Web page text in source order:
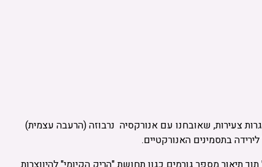
צעירות, שאובחנו עם אנורקסיה נרבוזה (הרעבה עצמית)
בתסמינים האנורקטיים.